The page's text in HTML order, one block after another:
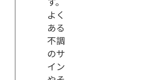
よく
ある
不調
のサ
イン